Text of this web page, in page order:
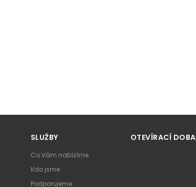
SLUŽBY
Co Vám nabízíme
Kdo jsme
Podporujeme
OTEVÍRACÍ DOBA